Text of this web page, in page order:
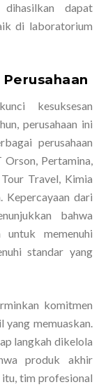
dapat
di laboratorium
kesuksesan
perusahaan ini
perusahaan
Orson, Pertamina,
Travel, Kimia
Kepercayaan dari
bahwa
untuk memenuhi
standar yang
komitmen
memuaskan.
langkah dikelola
produk akhir
itu, tim profesional